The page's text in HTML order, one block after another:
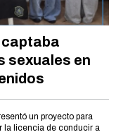
captaba
sexuales en
un proyecto para
la licencia de conducir a